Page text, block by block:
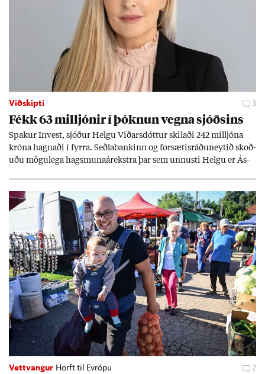
Viðskipti 3
Fékk 63 millj­ón­ir í þókn­un vegna sjóðs­ins
Spak­ur In­vest, sjóð­ur Helgu Við­ars­dótt­ur skil­aði 242 millj­óna
króna hagn­aði í fyrra. Seðla­bank­inn og for­sæt­is­ráðu­neyt­ið skoð­
uðu mögu­lega hags­muna­árekstra þar sem unnusti Helgu er Ás­
Vettvangur Horft til Evrópu 2